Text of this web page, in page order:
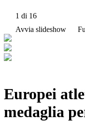
1 di 16
Avvia slideshow
Europei
medaglia